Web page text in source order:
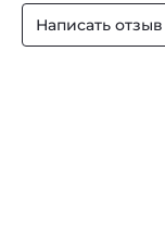
Написать отзыв